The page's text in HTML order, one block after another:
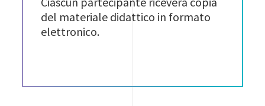
del materiale didattico in formato
elettronico.